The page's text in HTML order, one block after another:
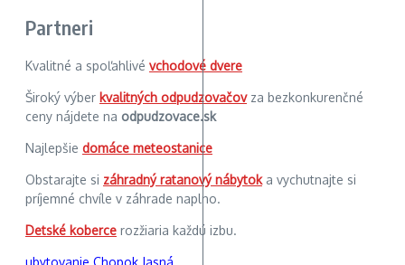
Partneri
Kvalitné a spoľahlivé vchodové dvere
Široký výber kvalitných odpudzovačovza bezkonkurenčné
ceny nájdete na odpudzovace.sk
Najlepšie domáce meteostanice
Obstarajte si záhradný ratanový nábytoka vychutnajte si
príjemné chvíle v záhrade naplno.
Detské koberce rozžiaria každú izbu.
ubytovanie Chopok Jasná